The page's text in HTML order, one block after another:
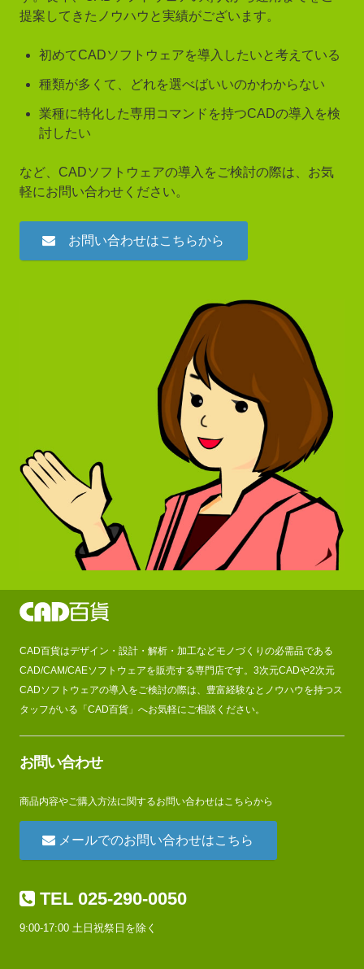
提案してきたノウハウと実績がございます。
初めてCADソフトウェアを導入したいと考えている
種類が多くて、どれを選べばいいのかわからない
業種に特化した専用コマンドを持つCADの導入を検
討したい
など、CADソフトウェアの導入をご検討の際は、お気
軽にお問い合わせください。
お問い合わせはこちらから
CAD百貨はデザイン・設計・解析・加工などモノづくりの必需品である
CAD/CAM/CAEソフトウェアを販売する専門店です。3次元CADや2次元
CADソフトウェアの導入をご検討の際は、豊富経験なとノウハウを持つス
タッフがいる「CAD百貨」へお気軽にご相談ください。
お問い合わせ
商品内容やご購入方法に関するお問い合わせはこちらから
メールでのお問い合わせはこちら
TEL 025-290-0050
9:00-17:00 土日祝祭日を除く